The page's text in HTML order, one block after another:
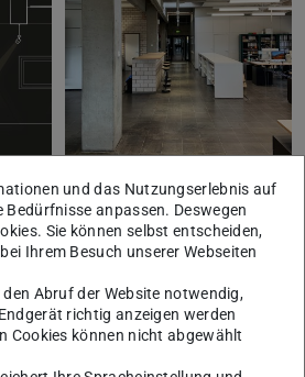
und das Nutzungserlebnis auf
Bedürfnisse anpassen. Deswegen
Sie können selbst entscheiden,
Ihrem Besuch unserer Webseiten
Abruf der Website notwendig,
richtig anzeigen werden
Cookies können nicht abgewählt